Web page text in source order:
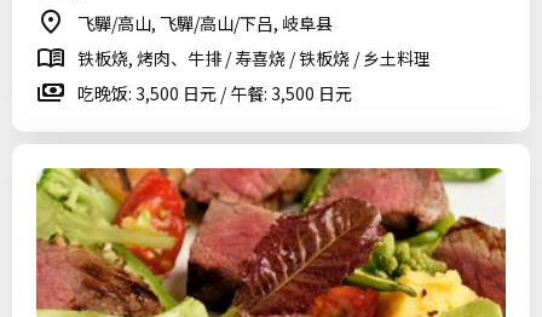
飞驒/高山, 飞驒/高山/下吕, 岐阜县
铁板烧, 烤肉、牛排 / 寿喜烧 / 铁板烧 / 乡土料理
吃晚饭: 3,500 日元 / 午餐: 3,500 日元